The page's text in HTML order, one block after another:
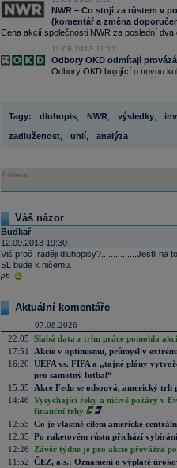
NWR – Co stojí za růstem v
(komentář a změna
Cena akcií společnosti NWR za poslední
11.09.2013 11:17
Odbory OKD odmítají
Odbory OKD bojující o novou
Tagy: dluhopis NWR výsledky
zadluženost uhlí analýza
Reklama
Váš názor
Budkař
12.09.2013 19:30
Viš proč ,raději dluhopisy?...............Jestli na
SL bude k ničemu.
pb
Aktuální komentáře
07.08.2026
22:05 Slabá data z trhu práce pomohla
17:51
Akcie v optimismu, průmysl v
16:20 UEFA vs. FIFA a „tajné plány
pro samotný fotbal“
15:35
Akce Fedu se odsouvá, americký
14:46 Vysychající řeky a ničivé požáry v
finanční trhy
12:55 Co je vlastně cílem americké
12:35 Po raketovém růstu přichází
12:26
Závěr týdne je pro akcie převážně
11:52 ČEZ, a.s.: Oznámení o výplatě